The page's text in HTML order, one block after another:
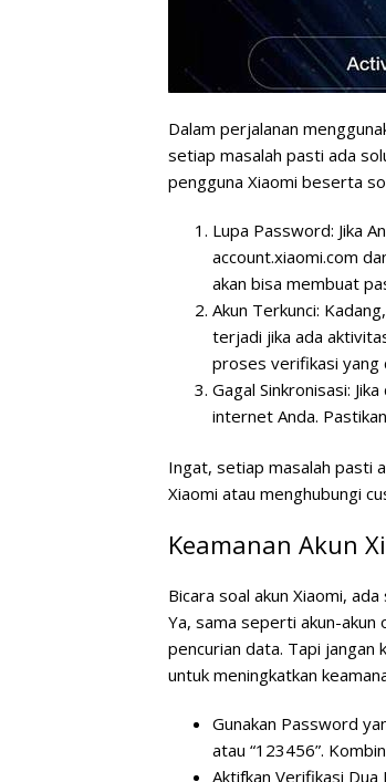
Dalam perjalanan
setiap masalah pasti ada
pengguna Xiaomi beserta
Lupa Password: Jika
account.xiaomi.com
akan bisa membuat
Akun Terkunci:
terjadi jika ada
proses verifikasi yang
Gagal Sinkronisasi:
internet Anda.
Ingat, setiap masalah pasti
Xiaomi atau menghubungi
Keamanan Akun
Bicara soal akun Xiaomi,
Ya, sama seperti akun-akun
pencurian data. Tapi jangan
untuk meningkatkan
Gunakan Password
atau “123456”.
Aktifkan Verifikasi Dua